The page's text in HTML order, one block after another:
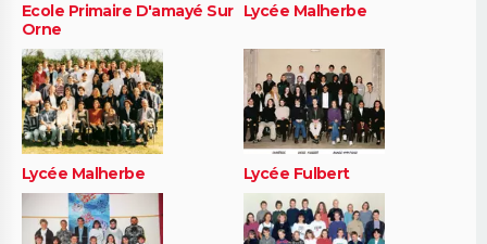
Ecole Primaire D'amayé Sur
Orne
Lycée Malherbe
Lycée Malherbe Lycée Fulbert